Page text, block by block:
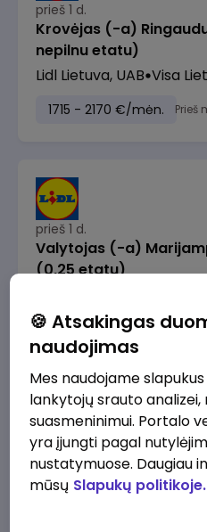
prieš 1 d.
Krovėjas (-a)
nepilnu etatu)
Lidl Lietuva, UAB Visa
1715 - 2170 €/mėn. Prieš
prieš 1 d.
Valytojas (-a)
(0,25 etatu)
289 - 337 €/mėn. Prieš
prieš 1 d.
Talent Development
term - 1.5 years)
🍪 Atsakingas
naudojimas
Mes naudojame
lankytojų srauto
suasmeninimui. Portalo
yra įjungti pagal
nustatymuose. Daugiau
mūsų Slapukų politikoje.